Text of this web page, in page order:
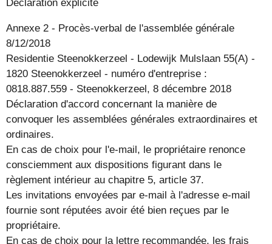
Déclaration explicite
Annexe 2 - Procès-verbal de l'assemblée générale
8/12/2018
Residentie Steenokkerzeel - Lodewijk Mulslaan 55(A) -
1820 Steenokkerzeel - numéro d'entreprise :
0818.887.559 - Steenokkerzeel, 8 décembre 2018
Déclaration d'accord concernant la manière de
convoquer les assemblées générales extraordinaires et
ordinaires.
En cas de choix pour l'e-mail, le propriétaire renonce
consciemment aux dispositions figurant dans le
règlement intérieur au chapitre 5, article 37.
Les invitations envoyées par e-mail à l'adresse e-mail
fournie sont réputées avoir été bien reçues par le
propriétaire.
En cas de choix pour la lettre recommandée, les frais